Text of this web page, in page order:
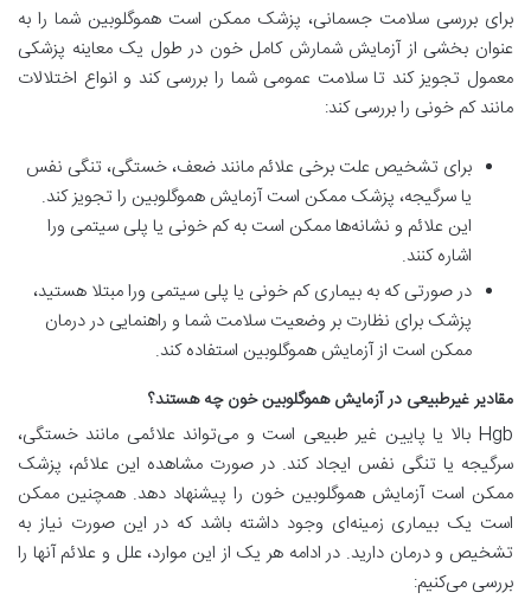
برای بررسی سلامت جسمانی، پزشک ممکن است هموگلوبین شما را به
عنوان بخشی از آزمایش شمارش کامل خون در طول یک معاینه پزشکی
معمول تجویز کند تا سلامت عمومی شما را بررسی کند و انواع اختلالات
مانند کم خونی را بررسی کند:
برای تشخیص علت برخی علائم مانند ضعف، خستگی، تنگی نفس
یا سرگیجه، پزشک ممکن است آزمایش هموگلوبین را تجویز کند.
این علائم و نشانه‌ها ممکن است به کم خونی یا پلی سیتمی ورا
اشاره کنند.
در صورتی که به بیماری کم خونی یا پلی سیتمی ورا مبتلا هستید،
پزشک برای نظارت بر وضعیت سلامت شما و راهنمایی در درمان
ممکن است از آزمایش هموگلوبین استفاده کند.
مقادیر غیرطبیعی در آزمایش هموگلوبین خون چه هستند؟
Hgb بالا یا پایین غیر طبیعی است و می‌تواند علائمی مانند خستگی،
سرگیجه یا تنگی نفس ایجاد کند. در صورت مشاهده این علائم، پزشک
ممکن است آزمایش هموگلوبین خون را پیشنهاد دهد. همچنین ممکن
است یک بیماری زمینه‌ای وجود داشته باشد که در این صورت نیاز به
تشخیص و درمان دارید. در ادامه هر یک از این موارد، علل و علائم آنها را
بررسی می‌کنیم: